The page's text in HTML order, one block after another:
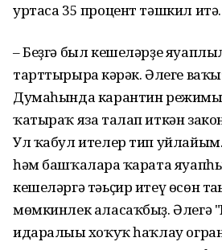
уртаса 35 процент тәшкил итә.
– Беҙгә был кешеләрҙе
тарттырырға кәрәк. Әлеге
Думаһында карантин
ҡатыраҡ яза талап иткән
Ул ҡабул ителер тип уйлайым.
һәм башҡаларға ҡарата
кешеләргә тәьҫир итеү өсөн
мөмкинлек аласаҡбыҙ. Әлегә
идаралығы хоҡуҡ һаҡлау